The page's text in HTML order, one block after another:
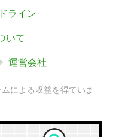
ライン
いて
運営会社
による収益を得ていま